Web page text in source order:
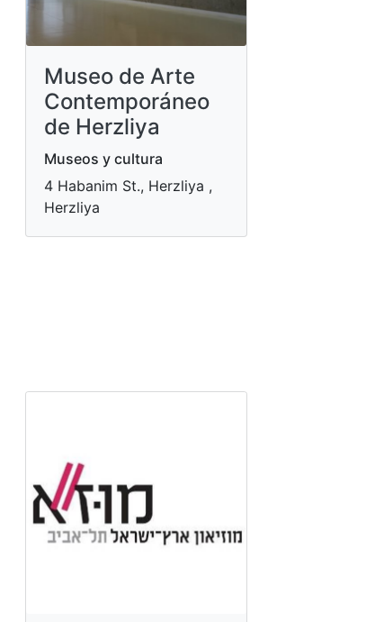
Museo de Arte
Contemporáneo
de Herzliya
Museos y cultura
4 Habanim St., Herzliya ​,
Herzliya